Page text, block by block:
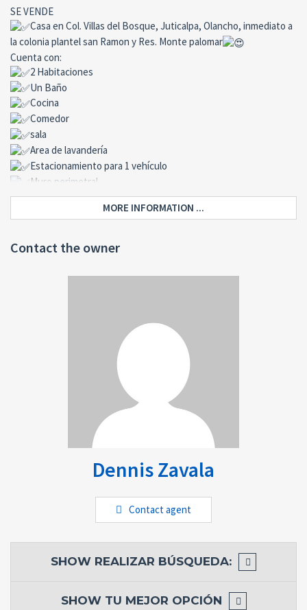
SE VENDE
Casa en Col. Villas del Bosque, Juticalpa, Olancho, inmediato a
la colonia plantel san Ramon y Res. Monte palomar
Cuenta con:
2 Habitaciones
Un Baño
Cocina
Comedor
sala
Area de lavandería
Estacionamiento para 1 vehículo
Muro perimetral
Escritura publica
Valor de venta: Lps. 950,000
6694
MORE INFORMATION ...
Contact the owner
Dennis Zavala
Contact agent
SHOW REALIZAR BÚSQUEDA:
SHOW TU MEJOR OPCIÓN